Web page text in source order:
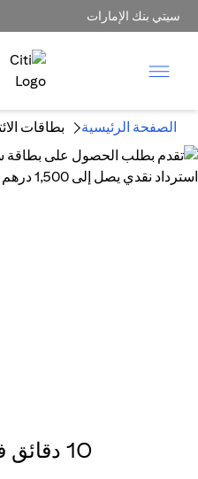
سيتي بنك الإمارات
الصفحة الرئيسية بطاقات
10 دقائق فقط تكفي!